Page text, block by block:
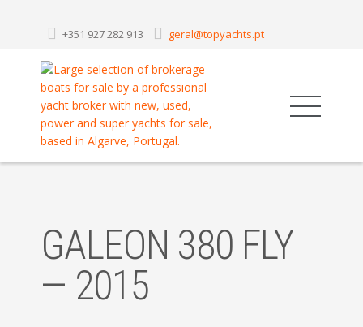
+351 927 282 913 geral@topyachts.pt
GALEON 380 FLY
— 2015